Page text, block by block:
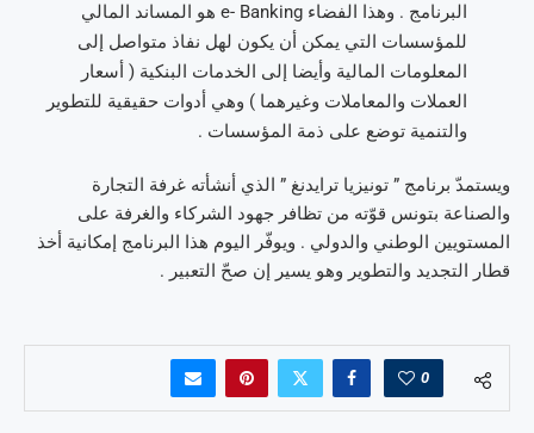
البرنامج . وهذا الفضاء e- Banking هو المساند المالي
للمؤسسات التي يمكن أن يكون لهل نفاذ متواصل إلى
المعلومات المالية وأيضا إلى الخدمات البنكية ( أسعار
العملات والمعاملات وغيرهما ) وهي أدوات حقيقية للتطوير
والتنمية توضع على ذمة المؤسسات .
ويستمدّ برنامج ” تونيزيا ترايدنغ ” الذي أنشأته غرفة التجارة
والصناعة بتونس قوّته من تظافر جهود الشركاء والغرفة على
المستويين الوطني والدولي . ويوفّر اليوم هذا البرنامج إمكانية أخذ
قطار التجديد والتطوير وهو يسير إن صحّ التعبير .
0